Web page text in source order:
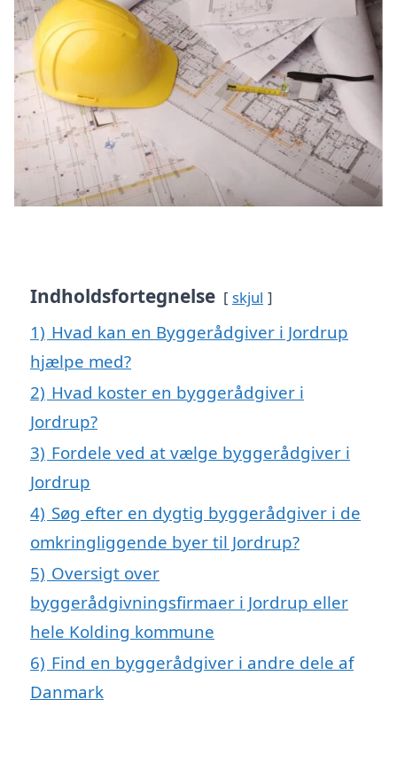
Indholdsfortegnelse skjul
1) Hvad kan en Byggerådgiver i Jordrup
hjælpe med?
2) Hvad koster en byggerådgiver i
Jordrup?
3) Fordele ved at vælge byggerådgiver i
Jordrup
4) Søg efter en dygtig byggerådgiver i de
omkringliggende byer til Jordrup?
5) Oversigt over
byggerådgivningsfirmaer i Jordrup eller
hele Kolding kommune
6) Find en byggerådgiver i andre dele af
Danmark